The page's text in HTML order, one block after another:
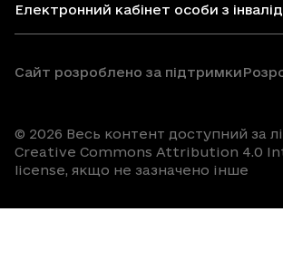
Електронний кабінет особи з
Сайт розроблено за підтримки
© 2026 Весь контент доступний за
Creative Commons Attribution 4.0
license, якщо не зазначено інше